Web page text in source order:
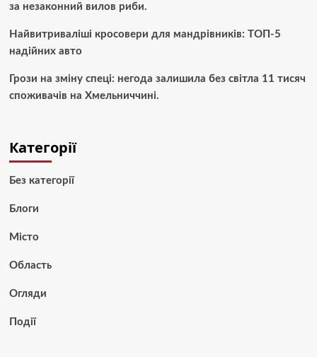
за незаконний вилов риби.
Найвитриваліші кросовери для мандрівників: ТОП-5
надійних авто
Грози на зміну спеці: негода залишила без світла 11 тисяч
споживачів на Хмельниччині.
Категорії
Без категорії
Блоги
Місто
Область
Огляди
Події